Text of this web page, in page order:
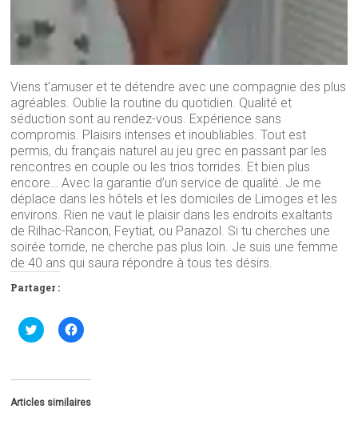
Viens t’amuser et te détendre avec une compagnie des plus
agréables. Oublie la routine du quotidien. Qualité et
séduction sont au rendez-vous. Expérience sans
compromis. Plaisirs intenses et inoubliables. Tout est
permis, du français naturel au jeu grec en passant par les
rencontres en couple ou les trios torrides. Et bien plus
encore… Avec la garantie d’un service de qualité. Je me
déplace dans les hôtels et les domiciles de Limoges et les
environs. Rien ne vaut le plaisir dans les endroits exaltants
de Rilhac-Rancon, Feytiat, ou Panazol. Si tu cherches une
soirée torride, ne cherche pas plus loin. Je suis une femme
de 40 ans qui saura répondre à tous tes désirs.
Partager :
C
l
e
p
o
C
l
e
p
o
Articles similaires